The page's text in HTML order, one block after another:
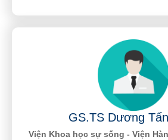
GS.TS Dương
Viện Khoa học sự sống - Viện